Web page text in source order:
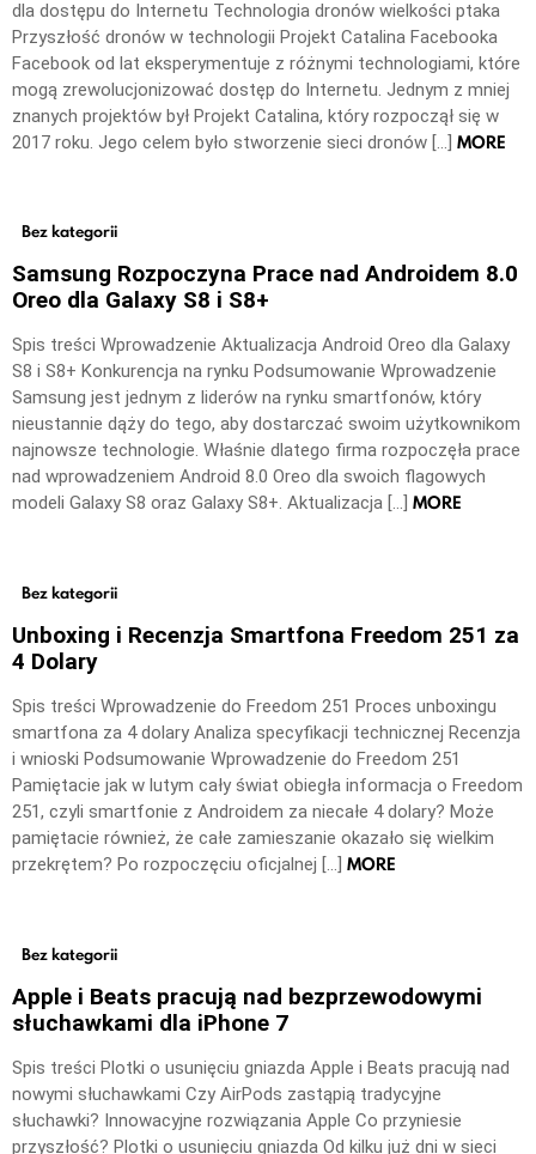
dla dostępu do Internetu Technologia dronów wielkości ptaka
Przyszłość dronów w technologii Projekt Catalina Facebooka
Facebook od lat eksperymentuje z różnymi technologiami, które
mogą zrewolucjonizować dostęp do Internetu. Jednym z mniej
znanych projektów był Projekt Catalina, który rozpoczął się w
2017 roku. Jego celem było stworzenie sieci dronów […] MORE
Bez kategorii
Samsung Rozpoczyna Prace nad Androidem 8.0
Oreo dla Galaxy S8 i S8+
Spis treści Wprowadzenie Aktualizacja Android Oreo dla Galaxy
S8 i S8+ Konkurencja na rynku Podsumowanie Wprowadzenie
Samsung jest jednym z liderów na rynku smartfonów, który
nieustannie dąży do tego, aby dostarczać swoim użytkownikom
najnowsze technologie. Właśnie dlatego firma rozpoczęła prace
nad wprowadzeniem Android 8.0 Oreo dla swoich flagowych
modeli Galaxy S8 oraz Galaxy S8+. Aktualizacja […] MORE
Bez kategorii
Unboxing i Recenzja Smartfona Freedom 251 za
4 Dolary
Spis treści Wprowadzenie do Freedom 251 Proces unboxingu
smartfona za 4 dolary Analiza specyfikacji technicznej Recenzja
i wnioski Podsumowanie Wprowadzenie do Freedom 251
Pamiętacie jak w lutym cały świat obiegła informacja o Freedom
251, czyli smartfonie z Androidem za niecałe 4 dolary? Może
pamiętacie również, że całe zamieszanie okazało się wielkim
przekrętem? Po rozpoczęciu oficjalnej […] MORE
Bez kategorii
Apple i Beats pracują nad bezprzewodowymi
słuchawkami dla iPhone 7
Spis treści Plotki o usunięciu gniazda Apple i Beats pracują nad
nowymi słuchawkami Czy AirPods zastąpią tradycyjne
słuchawki? Innowacyjne rozwiązania Apple Co przyniesie
przyszłość? Plotki o usunięciu gniazda Od kilku już dni w sieci